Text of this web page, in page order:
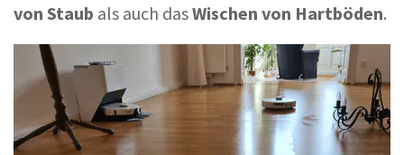
von Staub als auch dasWischen von Hartböden.